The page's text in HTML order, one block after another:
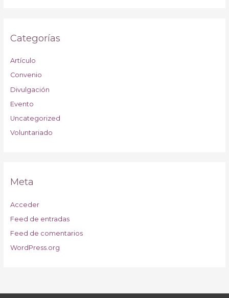
Categorías
Artículo
Convenio
Divulgación
Evento
Uncategorized
Voluntariado
Meta
Acceder
Feed de entradas
Feed de comentarios
WordPress.org